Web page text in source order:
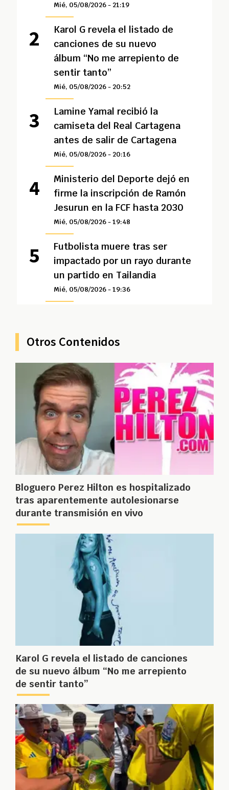
Mié, 05/08/2026 - 21:19
Karol G revela el listado de
canciones de su nuevo
álbum “No me arrepiento de
sentir tanto”
Mié, 05/08/2026 - 20:52
Lamine Yamal recibió la
camiseta del Real Cartagena
antes de salir de Cartagena
Mié, 05/08/2026 - 20:16
Ministerio del Deporte dejó en
firme la inscripción de Ramón
Jesurun en la FCF hasta 2030
Mié, 05/08/2026 - 19:48
Futbolista muere tras ser
impactado por un rayo durante
un partido en Tailandia
Mié, 05/08/2026 - 19:36
Otros Contenidos
Bloguero Perez Hilton es hospitalizado
tras aparentemente autolesionarse
durante transmisión en vivo
Karol G revela el listado de canciones
de su nuevo álbum “No me arrepiento
de sentir tanto”